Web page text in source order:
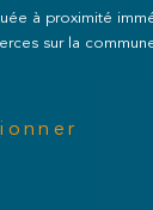
à proximité
sur la